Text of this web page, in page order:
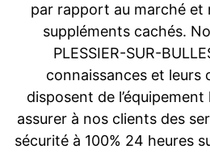
par rapport au marché et
suppléments cachés.
PLESSIER-SUR-
connaissances et leurs
disposent de
assurer à nos clients des
sécurité à 100% 24 heures